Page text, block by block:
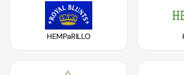
HEMPaRILLO